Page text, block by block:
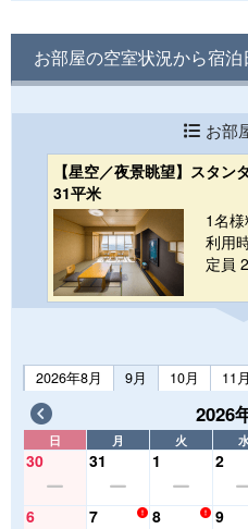
お部屋の空室状況から宿泊
お部
【星空／夜景眺望】スタン
31平米
1名
利用
定員
2026年8月
9月 10月 11月
2026
日 月 火
30 31 1 2
6 7 8 9